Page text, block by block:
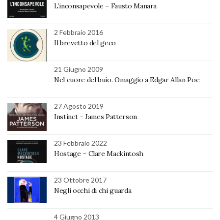
L’inconsapevole – Fausto Manara
2 Febbraio 2016
Il brevetto del geco
21 Giugno 2009
Nel cuore del buio. Omaggio a Edgar Allan Poe
27 Agosto 2019
Instinct – James Patterson
23 Febbraio 2022
Hostage – Clare Mackintosh
23 Ottobre 2017
Negli occhi di chi guarda
4 Giugno 2013